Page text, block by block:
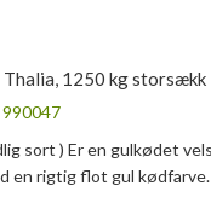
1250 kg storsækk
990047
sort ) Er en gulkødet
en rigtig flot gul